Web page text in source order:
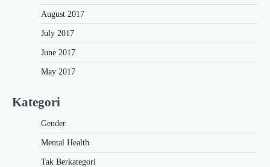
August 2017
July 2017
June 2017
May 2017
Kategori
Gender
Mental Health
Tak Berkategori